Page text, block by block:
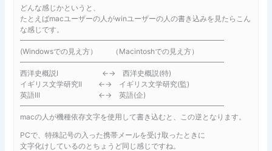
どんな感じかというと、
たとえばmacユーザーの人がwinユーザーの人の書き込みを見たらこん
な感じです。
━━━━━━━━━━━━━━━━━━━━━━━━━━━━
(Windowsでの見え方） （Macintoshでの見え方）
━━━━━━━━━━━━━━━━━━━━━━━━━━━━
西洋史概説I ←→ 西洋史概説(特)
イギリス文学研究II ←→ イギリス文学研究(監)
英語III ←→ 英語(企)
━━━━━━━━━━━━━━━━━━━━━━━━━━━━
macの人が機種依存文字を使用して書き込むと、この逆となります。
PCで、特殊記号の入った携帯メールを受け取ったときに
文字化けしているのとちょうど同じ感じですね。